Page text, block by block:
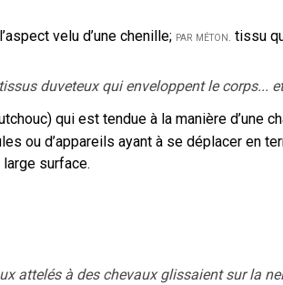
velu d’une chenille; par méton. tissu
duveteux qui enveloppent le corps...
qui est tendue à la manière d’une
ou d’appareils ayant à se déplacer en
surface.
attelés à des chevaux glissaient sur la